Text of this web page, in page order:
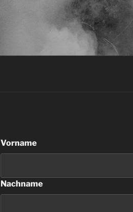
Leave
this
blank
Vorname
Nachname